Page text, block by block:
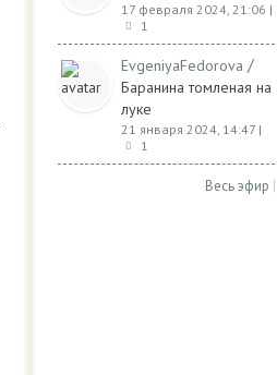
17 февраля 2024, 21:06 |
1
EvgeniyaFedorova /
Баранина томленая на
луке
21 января 2024, 14:47 |
1
Весь эфир |